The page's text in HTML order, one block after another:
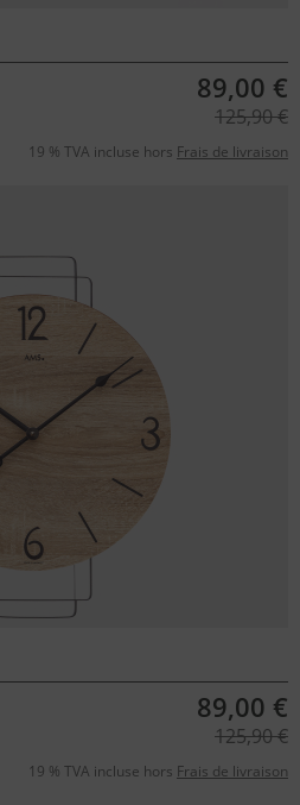
89,00 €
125,90 €
19 % TVA incluse hors Frais de livraison
89,00 €
125,90 €
19 % TVA incluse hors Frais de livraison